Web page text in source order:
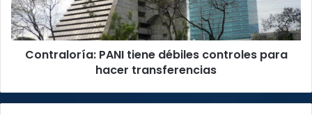
hacer
transferencias
Contraloría: PANI tiene débiles controles para
hacer transferencias